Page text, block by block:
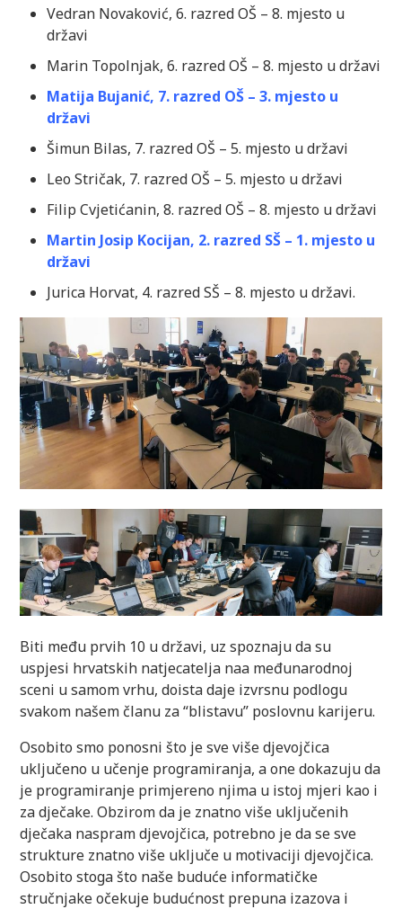
Vedran Novaković, 6. razred OŠ – 8. mjesto u
državi
Marin Topolnjak, 6. razred OŠ – 8. mjesto u državi
Matija Bujanić, 7. razred OŠ – 3. mjesto u
državi
Šimun Bilas, 7. razred OŠ – 5. mjesto u državi
Leo Stričak, 7. razred OŠ – 5. mjesto u državi
Filip Cvjetićanin, 8. razred OŠ – 8. mjesto u državi
Martin Josip Kocijan, 2. razred SŠ – 1. mjesto u
državi
Jurica Horvat, 4. razred SŠ – 8. mjesto u državi.
Biti među prvih 10 u državi, uz spoznaju da su
uspjesi hrvatskih natjecatelja naa međunarodnoj
sceni u samom vrhu, doista daje izvrsnu podlogu
svakom našem članu za “blistavu” poslovnu karijeru.
Osobito smo ponosni što je sve više djevojčica
uključeno u učenje programiranja, a one dokazuju da
je programiranje primjereno njima u istoj mjeri kao i
za dječake. Obzirom da je znatno više uključenih
dječaka naspram djevojčica, potrebno je da se sve
strukture znatno više uključe u motivaciji djevojčica.
Osobito stoga što naše buduće informatičke
stručnjake očekuje budućnost prepuna izazova i